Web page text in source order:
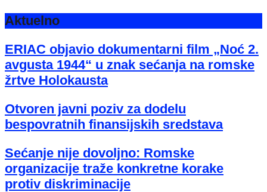
Aktuelno
ERIAC objavio dokumentarni film „Noć 2.
avgusta 1944“ u znak sećanja na romske
žrtve Holokausta
Otvoren javni poziv za dodelu
bespovratnih finansijskih sredstava
Sećanje nije dovoljno: Romske
organizacije traže konkretne korake
protiv diskriminacije